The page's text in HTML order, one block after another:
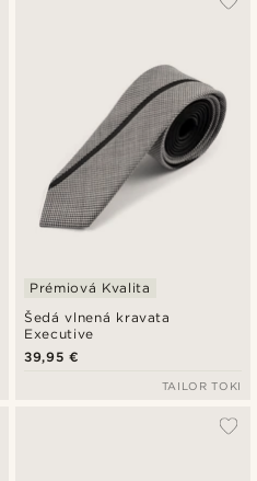
Šedá vlnená kravata
Executive
Prémiová Kvalita
39,95 €
TAILOR TOKI